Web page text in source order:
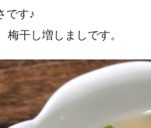
です♪
梅干し増しましです。